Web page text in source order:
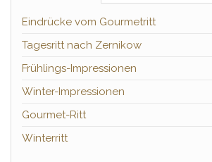
Eindrücke vom Gourmetritt
Tagesritt nach Zernikow
Frühlings-Impressionen
Winter-Impressionen
Gourmet-Ritt
Winterritt